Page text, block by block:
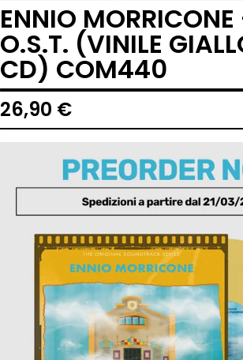
ENNIO
O.S.T. (VINILE
CD) COM440
26,90 €